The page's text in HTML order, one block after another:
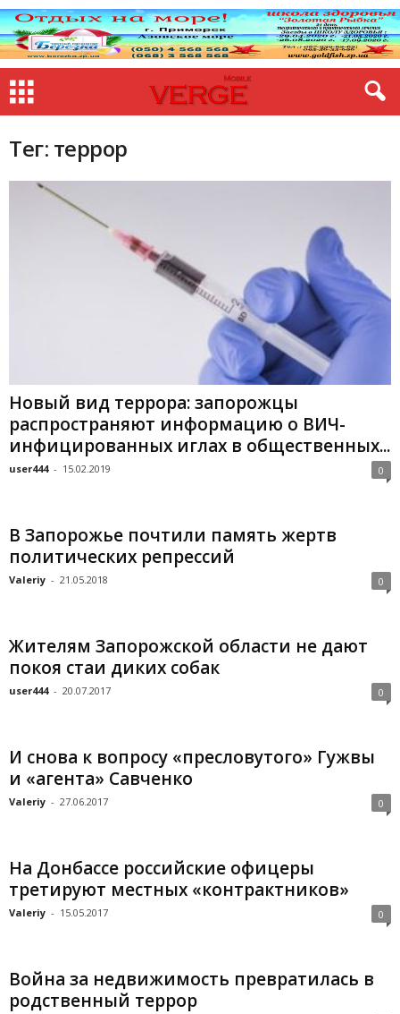
Тег: террор
Новый вид террора: запорожцы
распространяют информацию о ВИЧ-
инфицированных иглах в общественных...
user444 - 15.02.2019 0
В Запорожье почтили память жертв
политических репрессий
Valeriy - 21.05.2018 0
Жителям Запорожской области не дают
покоя стаи диких собак
user444 - 20.07.2017 0
И снова к вопросу «пресловутого» Гужвы
и «агента» Савченко
Valeriy - 27.06.2017 0
На Донбассе российские офицеры
третируют местных «контрактников»
Valeriy - 15.05.2017 0
Война за недвижимость превратилась в
родственный террор